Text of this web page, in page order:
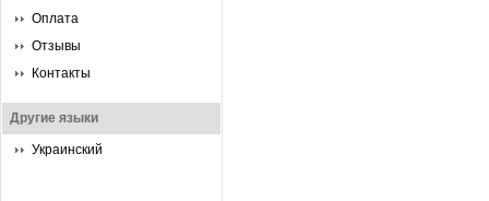
Оплата
Отзывы
Контакты
Другие языки
Украинский